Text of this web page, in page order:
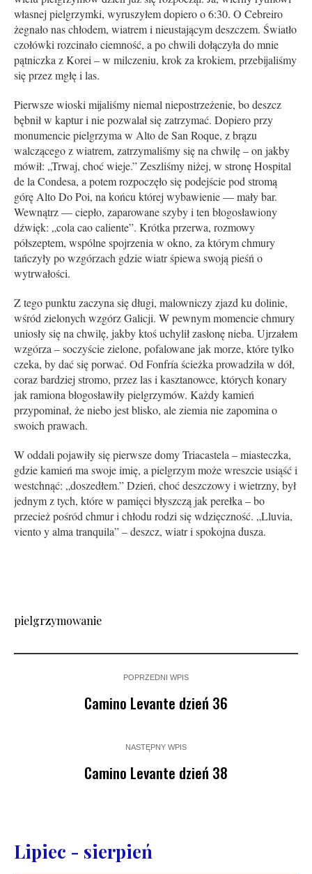
własnej pielgrzymki, wyruszyłem dopiero o 6:30. O Cebreiro
żegnało nas chłodem, wiatrem i nieustającym deszczem. Światło
czołówki rozcinało ciemność, a po chwili dołączyła do mnie
pątniczka z Korei – w milczeniu, krok za krokiem, przebijaliśmy
się przez mgłę i las.
Pierwsze wioski mijaliśmy niemal niepostrzeżenie, bo deszcz
bębnił w kaptur i nie pozwalał się zatrzymać. Dopiero przy
monumencie pielgrzyma w Alto de San Roque, z brązu
walczącego z wiatrem, zatrzymaliśmy się na chwilę – on jakby
mówił: „Trwaj, choć wieje.” Zeszliśmy niżej, w stronę Hospital
de la Condesa, a potem rozpoczęło się podejście pod stromą
górę Alto Do Poi, na końcu której wybawienie — mały bar.
Wewnątrz — ciepło, zaparowane szyby i ten błogosławiony
dźwięk: „cola cao caliente”. Krótka przerwa, rozmowy
półszeptem, wspólne spojrzenia w okno, za którym chmury
tańczyły po wzgórzach gdzie wiatr śpiewa swoją pieśń o
wytrwałości.
Z tego punktu zaczyna się długi, malowniczy zjazd ku dolinie,
wśród zielonych wzgórz Galicji. W pewnym momencie chmury
uniosły się na chwilę, jakby ktoś uchylił zasłonę nieba. Ujrzałem
wzgórza – soczyście zielone, pofalowane jak morze, które tylko
czeka, by dać się porwać. Od Fonfría ścieżka prowadziła w dół,
coraz bardziej stromo, przez las i kasztanowce, których konary
jak ramiona błogosławiły pielgrzymów. Każdy kamień
przypominał, że niebo jest blisko, ale ziemia nie zapomina o
swoich prawach.
W oddali pojawiły się pierwsze domy Triacastela – miasteczka,
gdzie kamień ma swoje imię, a pielgrzym może wreszcie usiąść i
westchnąć: „doszedłem.” Dzień, choć deszczowy i wietrzny, był
jednym z tych, które w pamięci błyszczą jak perełka – bo
przecież pośród chmur i chłodu rodzi się wdzięczność. „Lluvia,
viento y alma tranquila” – deszcz, wiatr i spokojna dusza.
pielgrzymowanie
POPRZEDNI WPIS
Camino Levante dzień 36
NASTĘPNY WPIS
Camino Levante dzień 38
Lipiec - sierpień